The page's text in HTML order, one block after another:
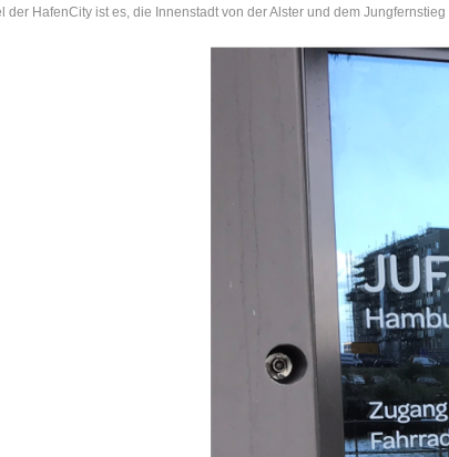
der HafenCity ist es, die Innenstadt von der Alster und dem